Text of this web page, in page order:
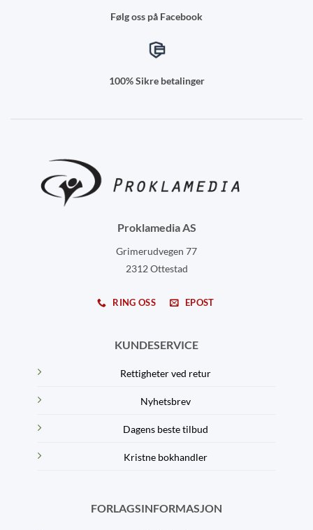
Følg oss på Facebook
100% Sikre betalinger
Proklamedia AS
Grimerudvegen 77
2312 Ottestad
RING OSS EPOST
KUNDESERVICE
Rettigheter ved retur
Nyhetsbrev
Dagens beste tilbud
Kristne bokhandler
FORLAGSINFORMASJON